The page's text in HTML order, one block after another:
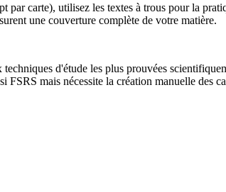
carte), utilisez les textes à trous pour la
une couverture complète de votre matière.
d'étude les plus prouvées
mais nécessite la création manuelle des